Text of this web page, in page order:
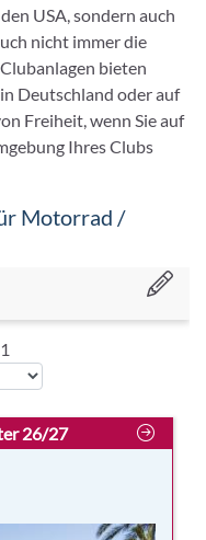
USA, sondern auch
nicht immer die
bieten
Deutschland oder auf
Freiheit, wenn Sie auf
Ihres Clubs
Motorrad /
1
26/27